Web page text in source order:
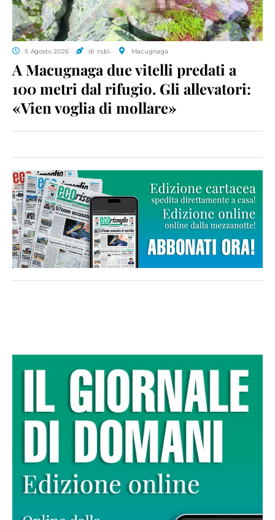
5 Agosto 2026 di ro.bi. Macugnaga
A Macugnaga due vitelli predati a
100 metri dal rifugio. Gli allevatori:
«Vien voglia di mollare»